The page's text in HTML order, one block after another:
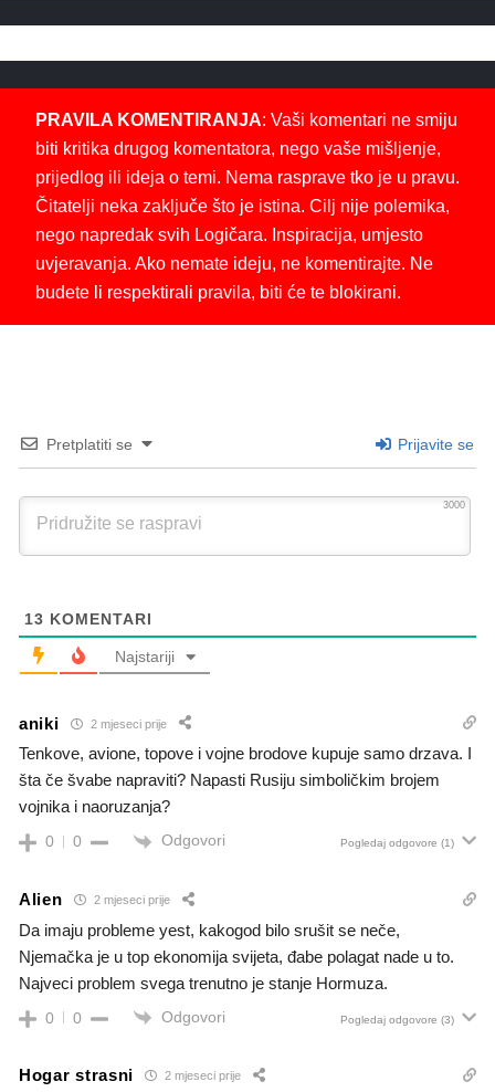
PRAVILA KOMENTIRANJA: Vaši komentari ne smiju
biti kritika drugog komentatora, nego vaše mišljenje,
prijedlog ili ideja o temi. Nema rasprave tko je u pravu.
Čitatelji neka zaključe što je istina. Cilj nije polemika,
nego napredak svih Logičara. Inspiracija, umjesto
uvjeravanja. Ako nemate ideju, ne komentirajte. Ne
budete li respektirali pravila, biti će te blokirani.
Pretplatiti se Prijavite se
3000
13 KOMENTARI
Najstariji
aniki 2 mjeseci prije
Tenkove, avione, topove i vojne brodove kupuje samo drzava. I
šta če švabe napraviti? Napasti Rusiju simboličkim brojem
vojnika i naoruzanja?
0 0 Odgovori Pogledaj odgovore (1)
Alien 2 mjeseci prije
Da imaju probleme yest, kakogod bilo srušit se neče,
Njemačka je u top ekonomija svijeta, đabe polagat nade u to.
Najveci problem svega trenutno je stanje Hormuza.
0 0 Odgovori Pogledaj odgovore (3)
Hogar strasni 2 mjeseci prije